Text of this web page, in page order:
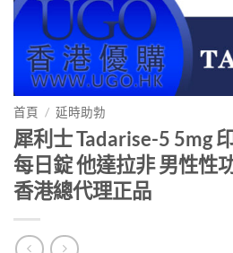
首頁 / 延時助勃
犀利士 Tadarise-5 5mg
每日錠 他達拉非 男性性
香港總代理正品